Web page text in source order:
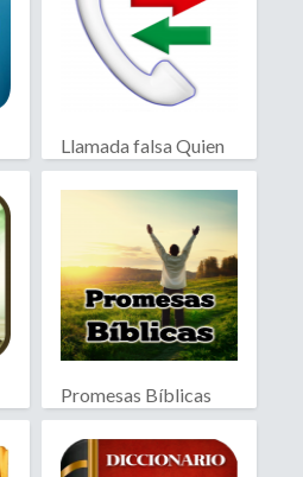
Llamada falsa Quien
llama?
Promesas Bíblicas